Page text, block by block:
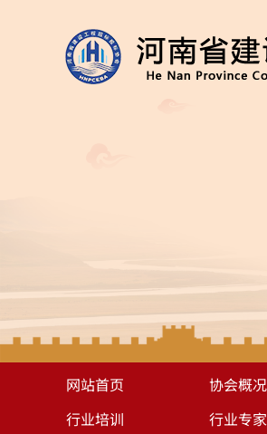
网站首页 协会概况
行业培训
行业专家